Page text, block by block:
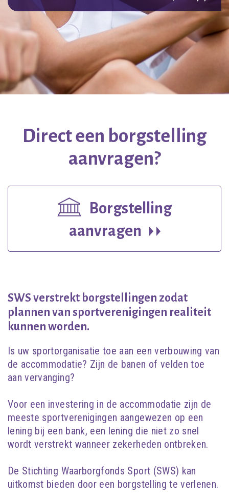
LEES MEER OVER HET PROJECT
Direct een borgstelling
aanvragen?
Borgstelling
aanvragen
SWS verstrekt borgstellingen zodat
plannen van sportverenigingen realiteit
kunnen worden.
Is uw sportorganisatie toe aan een verbouwing van
de accommodatie? Zijn de banen of velden toe
aan vervanging?
Voor een investering in de accommodatie zijn de
meeste sportverenigingen aangewezen op een
lening bij een bank, een lening die niet zo snel
wordt verstrekt wanneer zekerheden ontbreken.
De Stichting Waarborgfonds Sport (SWS) kan
uitkomst bieden door een borgstelling te verlenen.